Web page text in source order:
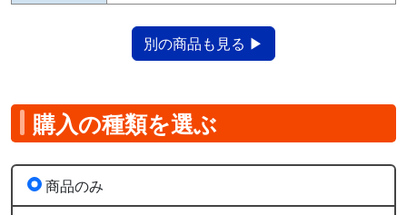
別の商品も見る ▶
購入の種類を選ぶ
商品のみ